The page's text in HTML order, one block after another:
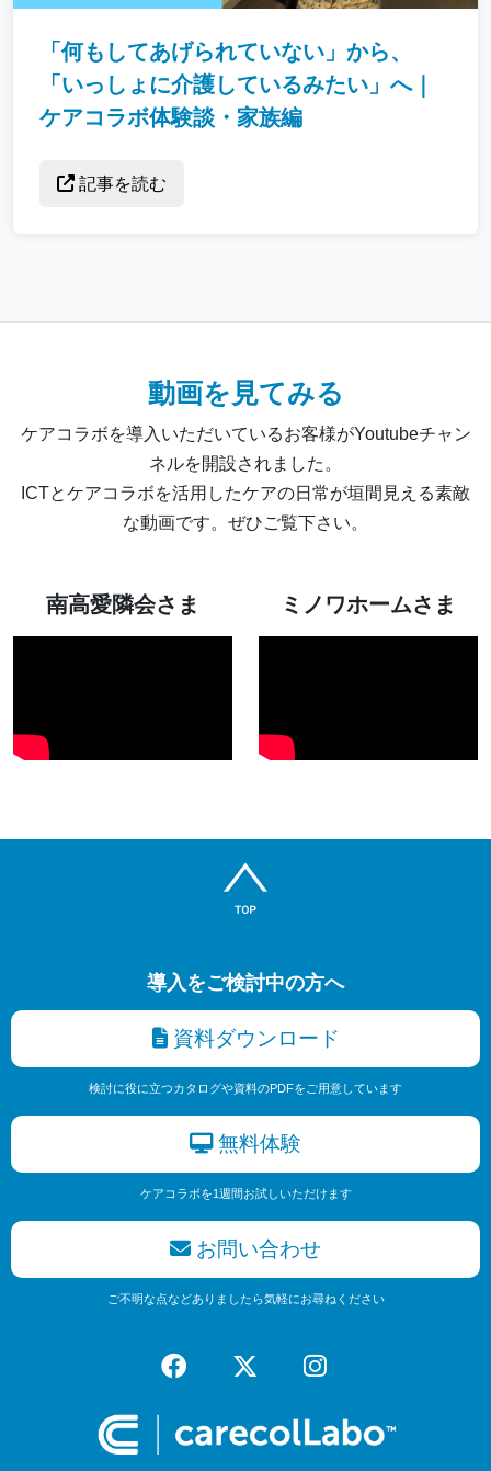
「何もしてあげられていない」から、
「いっしょに介護しているみたい」へ｜
ケアコラボ体験談・家族編
記事を読む
動画を見てみる
ケアコラボを導入いただいているお客様がYoutubeチャン
ネルを開設されました。
ICTとケアコラボを活用したケアの日常が垣間見える素敵
な動画です。ぜひご覧下さい。
南高愛隣会さま ミノワホームさま
導入をご検討中の方へ
資料ダウンロード
検討に役に立つカタログや資料のPDFをご用意しています
無料体験
ケアコラボを1週間お試しいただけます
お問い合わせ
ご不明な点などありましたら気軽にお尋ねください